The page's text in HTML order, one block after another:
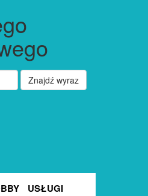
Znajdź wyraz
USŁUGI